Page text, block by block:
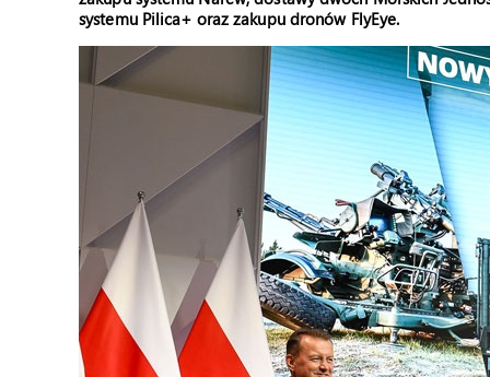
systemu Pilica+ oraz zakupu dronów FlyEye.